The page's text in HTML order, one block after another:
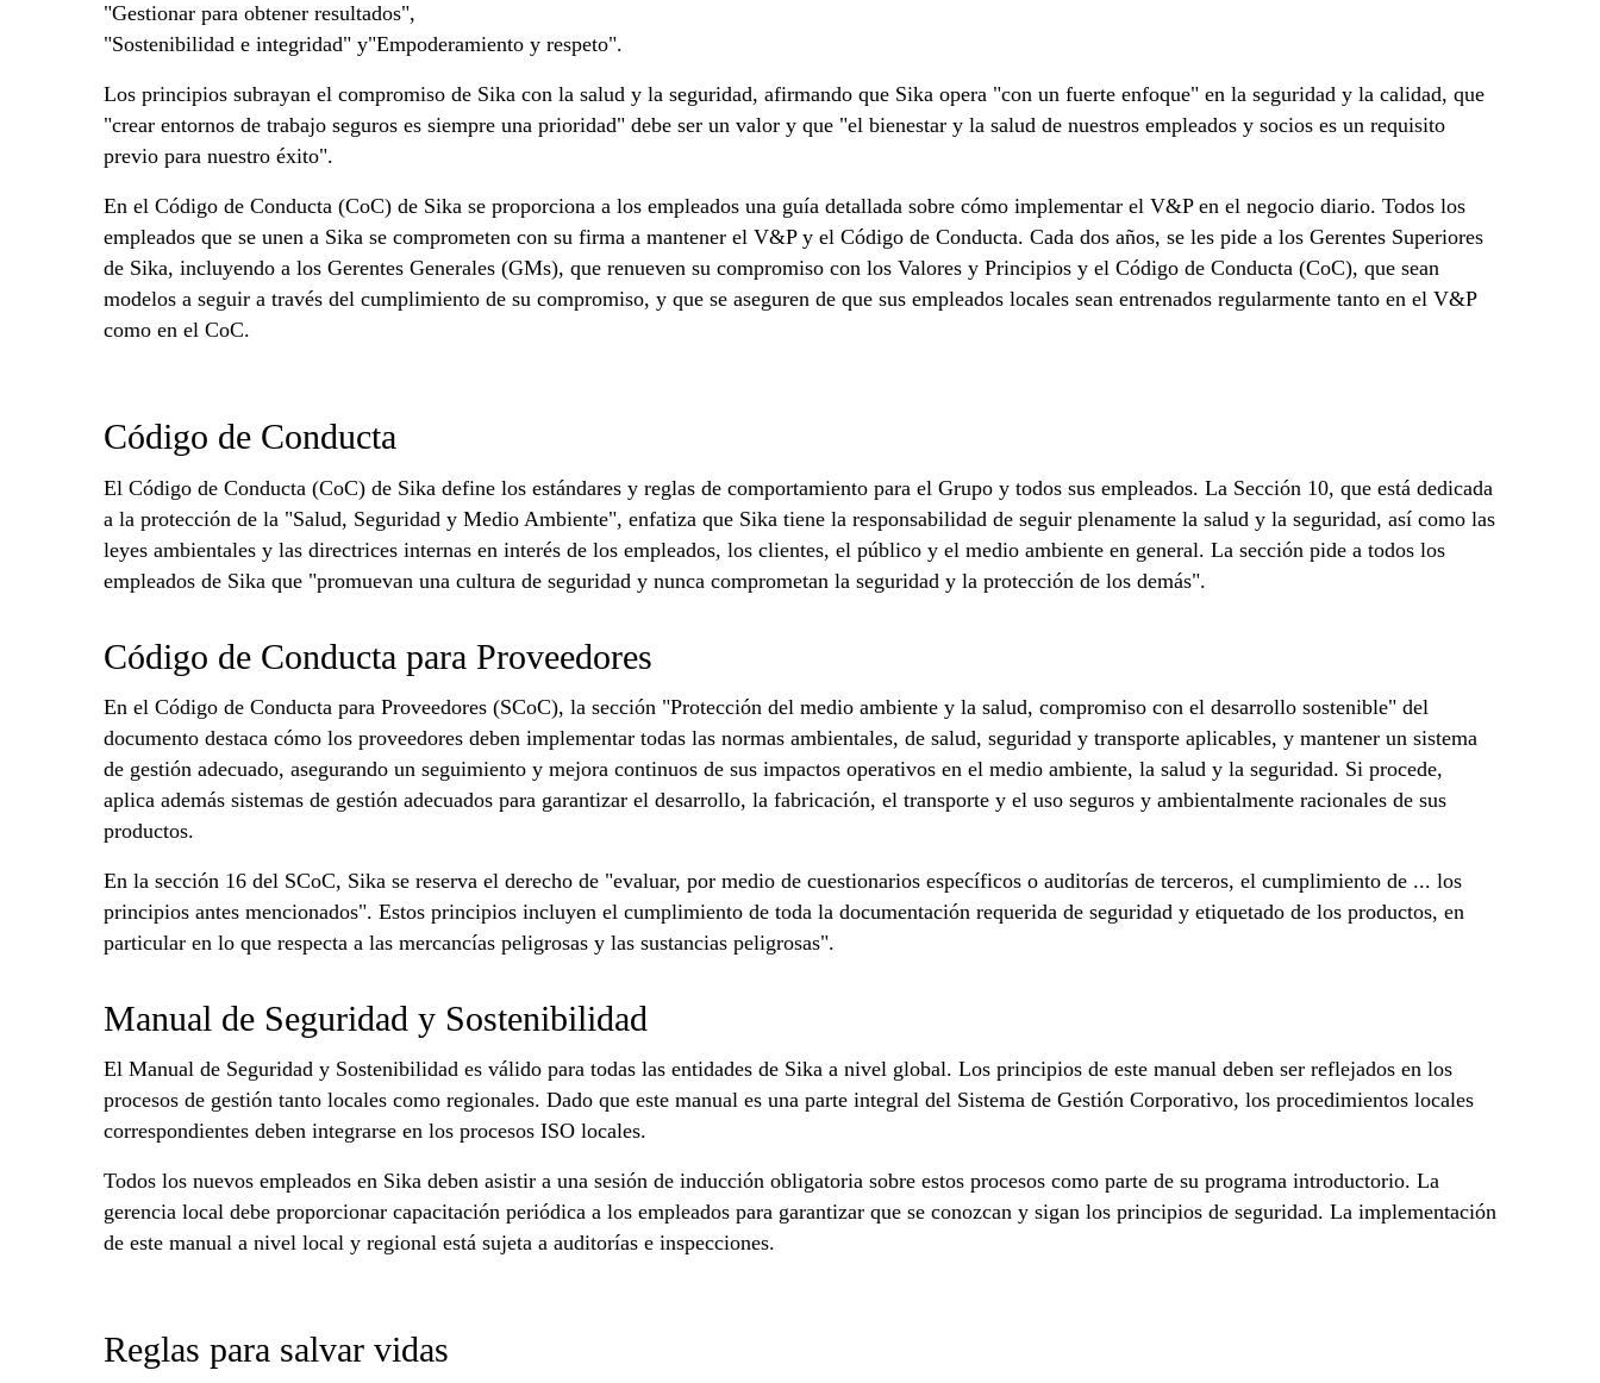
"Gestionar para obtener resultados",
"Sostenibilidad e integridad" y"Empoderamiento y respeto".
Los principios subrayan el compromiso de Sika con la salud y la seguridad, afirmando que Sika opera "con un fuerte enfoque" en la seguridad y la calidad, que
"crear entornos de trabajo seguros es siempre una prioridad" debe ser un valor y que "el bienestar y la salud de nuestros empleados y socios es un requisito
previo para nuestro éxito".
En el Código de Conducta (CoC) de Sika se proporciona a los empleados una guía detallada sobre cómo implementar el V&P en el negocio diario. Todos los
empleados que se unen a Sika se comprometen con su firma a mantener el V&P y el Código de Conducta. Cada dos años, se les pide a los Gerentes Superiores
de Sika, incluyendo a los Gerentes Generales (GMs), que renueven su compromiso con los Valores y Principios y el Código de Conducta (CoC), que sean
modelos a seguir a través del cumplimiento de su compromiso, y que se aseguren de que sus empleados locales sean entrenados regularmente tanto en el V&P
como en el CoC.
Código de Conducta
El Código de Conducta (CoC) de Sika define los estándares y reglas de comportamiento para el Grupo y todos sus empleados. La Sección 10, que está dedicada
a la protección de la "Salud, Seguridad y Medio Ambiente", enfatiza que Sika tiene la responsabilidad de seguir plenamente la salud y la seguridad, así como las
leyes ambientales y las directrices internas en interés de los empleados, los clientes, el público y el medio ambiente en general. La sección pide a todos los
empleados de Sika que "promuevan una cultura de seguridad y nunca comprometan la seguridad y la protección de los demás".
Código de Conducta para Proveedores
En el Código de Conducta para Proveedores (SCoC), la sección "Protección del medio ambiente y la salud, compromiso con el desarrollo sostenible" del
documento destaca cómo los proveedores deben implementar todas las normas ambientales, de salud, seguridad y transporte aplicables, y mantener un sistema
de gestión adecuado, asegurando un seguimiento y mejora continuos de sus impactos operativos en el medio ambiente, la salud y la seguridad. Si procede,
aplica además sistemas de gestión adecuados para garantizar el desarrollo, la fabricación, el transporte y el uso seguros y ambientalmente racionales de sus
productos.
En la sección 16 del SCoC, Sika se reserva el derecho de "evaluar, por medio de cuestionarios específicos o auditorías de terceros, el cumplimiento de ... los
principios antes mencionados". Estos principios incluyen el cumplimiento de toda la documentación requerida de seguridad y etiquetado de los productos, en
particular en lo que respecta a las mercancías peligrosas y las sustancias peligrosas".
Manual de Seguridad y Sostenibilidad
El Manual de Seguridad y Sostenibilidad es válido para todas las entidades de Sika a nivel global. Los principios de este manual deben ser reflejados en los
procesos de gestión tanto locales como regionales. Dado que este manual es una parte integral del Sistema de Gestión Corporativo, los procedimientos locales
correspondientes deben integrarse en los procesos ISO locales.
Todos los nuevos empleados en Sika deben asistir a una sesión de inducción obligatoria sobre estos procesos como parte de su programa introductorio. La
gerencia local debe proporcionar capacitación periódica a los empleados para garantizar que se conozcan y sigan los principios de seguridad. La implementación
de este manual a nivel local y regional está sujeta a auditorías e inspecciones.
Reglas para salvar vidas